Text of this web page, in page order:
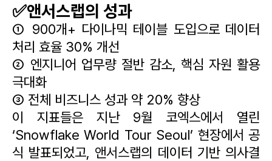
✅앤서스랩의 성과
① 900개+ 다이나믹 테이블 도입으로 데이터
처리 효율 30% 개선
② 엔지니어 업무량 절반 감소, 핵심 자원 활용
극대화
③ 전체 비즈니스 성과 약 20% 향상
이 지표들은 지난 9월 코엑스에서 열린
‘Snowflake World Tour Seoul’ 현장에서 공
식 발표되었고, 앤서스랩의 데이터 기반 의사결